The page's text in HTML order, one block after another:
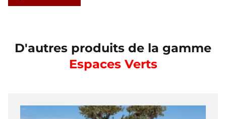
D'autres produits de la gamme
Espaces Verts